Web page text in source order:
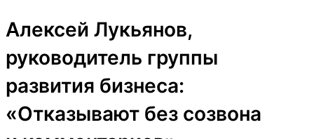
Алексей Лукьянов,
руководитель группы
развития бизнеса:
«Отказывают без созвона